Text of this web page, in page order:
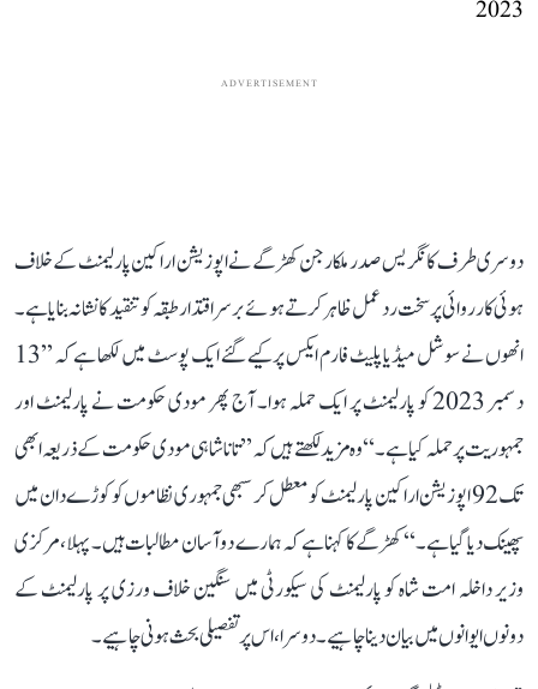
2023
ADVERTISEMENT
دوسری طرف کانگریس صدر ملکارجن کھڑگے نے اپوزیشن اراکین پارلیمنٹ کے خلاف
ہوئی کارروائی پر سخت رد عمل ظاہر کرتے ہوئے برسراقتدار طبقہ کو تنقید کا نشانہ بنایا ہے۔
انھوں نے سوشل میڈیا پلیٹ فارم ایکس پر کیے گئے ایک پوسٹ میں لکھا ہے کہ ’’13
دسمبر 2023 کو پارلیمنٹ پر ایک حملہ ہوا۔ آج پھر مودی حکومت نے پارلیمنٹ اور
جمہوریت پر حملہ کیا ہے۔‘‘ وہ مزید لکھتے ہیں کہ ’’تاناشاہی مودی حکومت کے ذریعہ ابھی
تک 92 اپوزیشن اراکین پارلیمنٹ کو معطل کر سبھی جمہوری نظاموں کو کوڑے دان میں
پھینک دیا گیا ہے۔‘‘ کھڑگے کا کہنا ہے کہ ہمارے دو آسان مطالبات ہیں۔ پہلا، مرکزی
وزیر داخلہ امت شاہ کو پارلیمنٹ کی سیکورٹی میں سنگین خلاف ورزی پر پارلیمنٹ کے
دونوں ایوانوں میں بیان دینا چاہیے۔ دوسرا، اس پر تفصیلی بحث ہونی چاہیے۔